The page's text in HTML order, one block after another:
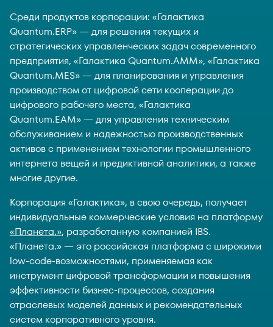
Среди продуктов корпорации: «Галактика
Quantum.ERP» — для решения текущих и
стратегических управленческих задач современного
предприятия, «Галактика Quantum.АММ», «Галактика
Quantum.MES» — для планирования и управления
производством от цифровой сети кооперации до
цифрового рабочего места, «Галактика
Quantum.ЕАМ» — для управления техническим
обслуживанием и надежностью производственных
активов с применением технологии промышленного
интернета вещей и предиктивной аналитики, а также
многие другие.
Корпорация «Галактика», в свою очередь, получает
индивидуальные коммерческие условия на платформу
«Планета.», разработанную компанией IBS.
«Планета.» — это российская платформа с широкими
low-code-возможностями, применяемая как
инструмент цифровой трансформации и повышения
эффективности бизнес-процессов, создания
отраслевых моделей данных и рекомендательных
систем корпоративного уровня.